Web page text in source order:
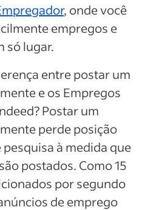
, onde você
empregos e
só lugar.
entre postar um
e os Empregos
Postar um
perde posição
à medida que
postados. Como 15
por segundo
de emprego